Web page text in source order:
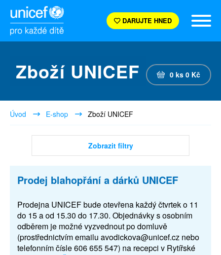
DARUJTE HNED
Zboží UNICEF 0 ks 0 Kč
Úvod E-shop Zboží UNICEF
Zobrazit filtry
Prodej blahopřání a dárků UNICEF
Prodejna UNICEF bude otevřena každý čtvrtek o 11
do 15 a od 15.30 do 17.30. Objednávky s osobním
odběrem je možné vyzvednout po domluvě
(prostřednictvím emailu avodickova@unicef.cz nebo
telefonním čísle 606 655 547) na recepci v Rytířské